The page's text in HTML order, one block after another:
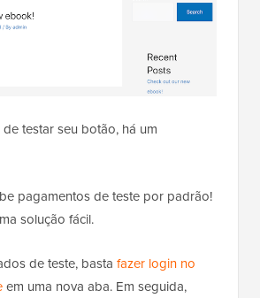
testar seu botão, há um
pagamentos de teste por padrão!
solução fácil.
de teste, basta fazer login no
em uma nova aba. Em seguida,